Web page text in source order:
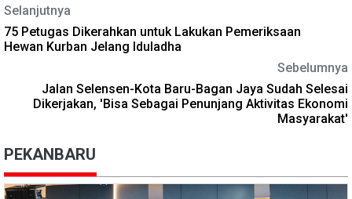
Selanjutnya
75 Petugas Dikerahkan untuk Lakukan Pemeriksaan
Hewan Kurban Jelang Iduladha
Sebelumnya
Jalan Selensen-Kota Baru-Bagan Jaya Sudah Selesai
Dikerjakan, 'Bisa Sebagai Penunjang Aktivitas Ekonomi
Masyarakat'
PEKANBARU